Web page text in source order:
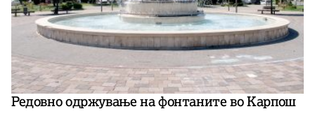
Редовно одржување на фонтаните во Карпош